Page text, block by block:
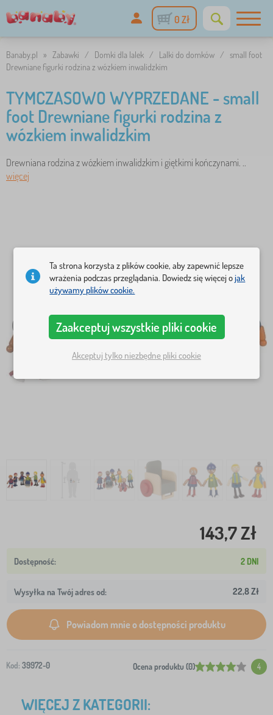
0 Zł
Banaby.pl » Zabawki / Domki dla lalek / Lalki do domków /
small foot
Drewniane figurki rodzina z wózkiem inwalidzkim
TYMCZASOWO WYPRZEDANE - small
foot Drewniane figurki rodzina z
wózkiem inwalidzkim
Drewniana rodzina z wózkiem inwalidzkim i giętkimi kończynami. ..
więcej
143,7 Zł
2 DNI
Wysyłka na Twój adres od: 22,8 Zł
Powiadom mnie o dostępności produktu
Kod: 39972-0 Ocena produktu (0) 4
WIĘCEJ Z KATEGORII:
Ta strona korzysta z plików cookie, aby zapewnić lepsze
wrażenia podczas przeglądania. Dowiedz się więcej ojak
używamy plików cookie.
Zaakceptuj wszystkie pliki cookie
Akceptuj tylko niezbędne pliki cookie